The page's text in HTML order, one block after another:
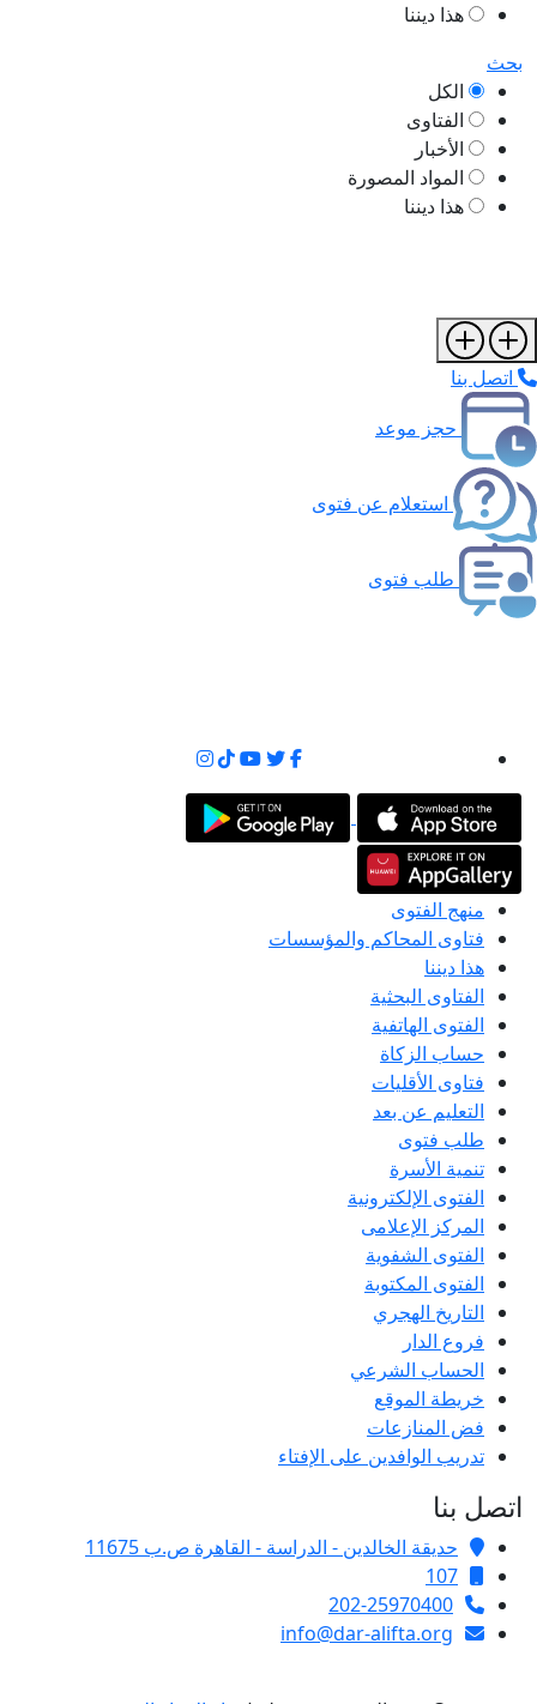
هذا ديننا
بحث
الكل
الفتاوى
الأخبار
المواد المصورة
هذا ديننا
اتصل بنا
حجز موعد
استعلام عن فتوى
طلب فتوى
منهج الفتوى
فتاوى المحاكم والمؤسسات
هذا ديننا
الفتاوى البحثية
الفتوى الهاتفية
حساب الزكاة
فتاوى الأقليات
التعليم عن بعد
طلب فتوى
تنمية الأسرة
الفتوى الإلكترونية
المركز الإعلامى
الفتوى الشفوية
الفتوى المكتوبة
التاريخ الهجري
فروع الدار
الحساب الشرعي
خريطة الموقع
فض المنازعات
تدريب الوافدين على الإفتاء
اتصل بنا
حديقة الخالدين - الدراسة - القاهرة ص.ب 11675
107
202-25970400
info@dar-alifta.org